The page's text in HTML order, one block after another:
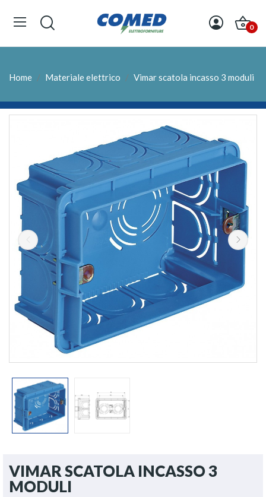
0
Home Materiale elettrico Vimar scatola incasso 3 moduli
VIMAR SCATOLA INCASSO 3
MODULI